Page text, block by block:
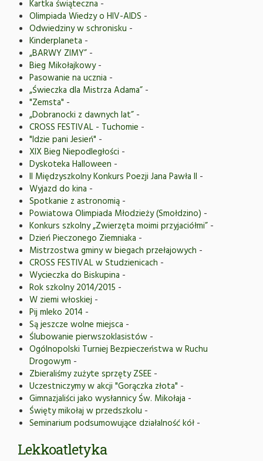
Kartka świąteczna -
Olimpiada Wiedzy o HIV-AIDS -
Odwiedziny w schronisku -
Kinderplaneta -
„BARWY ZIMY” -
Bieg Mikołajkowy-
Pasowanie na ucznia -
„Świeczka dla Mistrza Adama” -
"Zemsta" -
„Dobranocki z dawnych lat” -
CROSS FESTIVAL - Tuchomie -
"Idzie pani Jesień" -
XIX Bieg Niepodległości -
Dyskoteka Halloween -
II Międzyszkolny Konkurs Poezji Jana Pawła II -
Wyjazd do kina -
Spotkanie z astronomią -
Powiatowa Olimpiada Młodzieży (Smołdzino) -
Konkurs szkolny „Zwierzęta moimi przyjaciółmi” -
Dzień Pieczonego Ziemniaka -
Mistrzostwa gminy w biegach przełajowych -
CROSS FESTIVAL w Studzienicach -
Wycieczka do Biskupina -
Rok szkolny 2014/2015 -
W ziemi włoskiej -
Pij mleko 2014 -
Są jeszcze wolne miejsca -
Ślubowanie pierwszoklasistów -
Ogólnopolski Turniej Bezpieczeństwa w Ruchu
Drogowym -
Zbieraliśmy zużyte sprzęty ZSEE -
Uczestniczymy w akcji "Gorączka złota" -
Gimnazjaliści jako wysłannicy Św. Mikołaja -
Święty mikołaj w przedszkolu -
Seminarium podsumowujące działalność kół -
Lekkoatletyka